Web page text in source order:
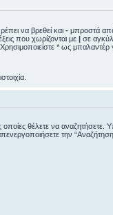
να βρεθεί και - μπροστά
που χωρίζονται με | σε
* ως μπαλαντέρ
οποίες θέλετε να αναζητήσετε.
την